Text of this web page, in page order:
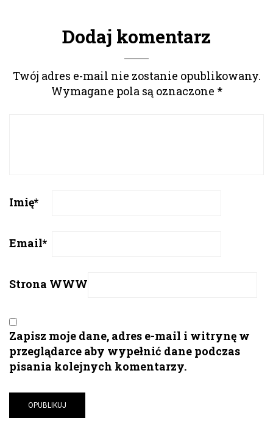
Dodaj komentarz
Twój adres e-mail nie zostanie opublikowany.
Wymagane pola są oznaczone *
Imię*
Email*
Strona WWW
Zapisz moje dane, adres e-mail i witrynę w
przeglądarce aby wypełnić dane podczas
pisania kolejnych komentarzy.